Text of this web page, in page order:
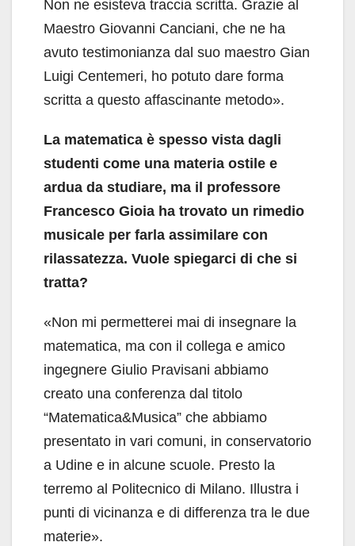
Non ne esisteva traccia scritta. Grazie al
Maestro Giovanni Canciani, che ne ha
avuto testimonianza dal suo maestro Gian
Luigi Centemeri, ho potuto dare forma
scritta a questo affascinante metodo».
La matematica è spesso vista dagli
studenti come una materia ostile e
ardua da studiare, ma il professore
Francesco Gioia ha trovato un rimedio
musicale per farla assimilare con
rilassatezza. Vuole spiegarci di che si
tratta?
«Non mi permetterei mai di insegnare la
matematica, ma con il collega e amico
ingegnere Giulio Pravisani abbiamo
creato una conferenza dal titolo
“Matematica&Musica” che abbiamo
presentato in vari comuni, in conservatorio
a Udine e in alcune scuole. Presto la
terremo al Politecnico di Milano. Illustra i
punti di vicinanza e di differenza tra le due
materie».